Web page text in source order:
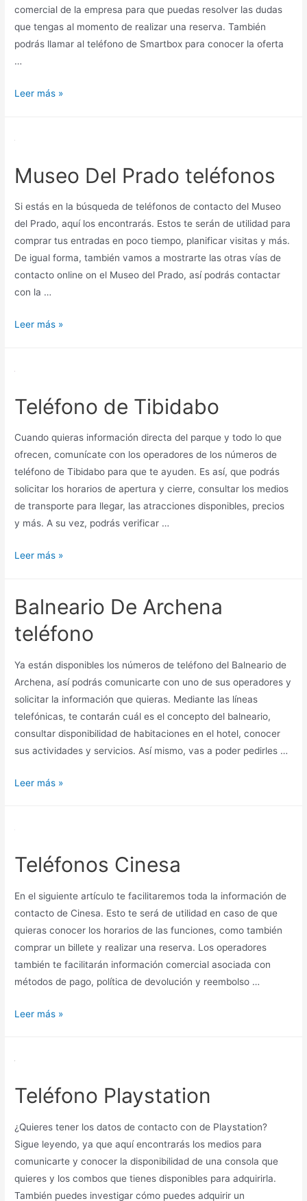
comercial de la empresa para que puedas resolver las dudas
que tengas al momento de realizar una reserva. También
podrás llamar al teléfono de Smartbox para conocer la oferta
…
Teléfonos
Leer más »
Museo Del Prado teléfonos
Si estás en la búsqueda de teléfonos de contacto del Museo
del Prado, aquí los encontrarás. Estos te serán de utilidad para
comprar tus entradas en poco tiempo, planificar visitas y más.
De igual forma, también vamos a mostrarte las otras vías de
contacto online on el Museo del Prado, así podrás contactar
con la …
Museo
teléfonos
Leer más »
Teléfono de Tibidabo
Cuando quieras información directa del parque y todo lo que
ofrecen, comunícate con los operadores de los números de
teléfono de Tibidabo para que te ayuden. Es así, que podrás
solicitar los horarios de apertura y cierre, consultar los medios
de transporte para llegar, las atracciones disponibles, precios
y más. A su vez, podrás verificar …
Teléfono
Leer más »
Balneario De Archena
teléfono
Ya están disponibles los números de teléfono del Balneario de
Archena, así podrás comunicarte con uno de sus operadores y
solicitar la información que quieras. Mediante las líneas
telefónicas, te contarán cuál es el concepto del balneario,
consultar disponibilidad de habitaciones en el hotel, conocer
sus actividades y servicios. Así mismo, vas a poder pedirles …
Balneario
teléfono
Leer más »
Teléfonos Cinesa
En el siguiente artículo te facilitaremos toda la información de
contacto de Cinesa. Esto te será de utilidad en caso de que
quieras conocer los horarios de las funciones, como también
comprar un billete y realizar una reserva. Los operadores
también te facilitarán información comercial asociada con
métodos de pago, política de devolución y reembolso …
Teléfonos
Leer más »
Teléfono Playstation
¿Quieres tener los datos de contacto con de Playstation?
Sigue leyendo, ya que aquí encontrarás los medios para
comunicarte y conocer la disponibilidad de una consola que
quieres y los combos que tienes disponibles para adquirirla.
También puedes investigar cómo puedes adquirir un